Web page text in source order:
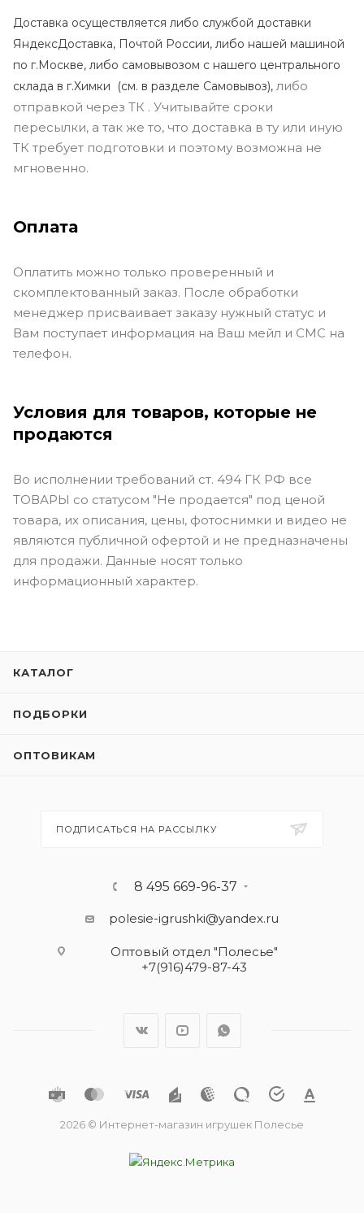
Доставка осуществляется либо службой доставки
ЯндексДоставка, Почтой России, либо нашей машиной
по г.Москве, либо самовывозом с нашего центрального
склада в г.Химки (см. в разделе Самовывоз), либо
отправкой через ТК . Учитывайте сроки
пересылки, а так же то, что доставка в ту или иную
ТК требует подготовки и поэтому возможна не
мгновенно.
Оплата
Оплатить можно только проверенный и
скомплектованный заказ. После обработки
менеджер присваивает заказу нужный статус и
Вам поступает информация на Ваш мейл и СМС на
телефон.
Условия для товаров, которые не
продаются
Во исполнении требований ст. 494 ГК РФ все
ТОВАРЫ со статусом "Не продается" под ценой
товара, их описания, цены, фотоснимки и видео не
являются публичной офертой и не предназначены
для продажи. Данные носят только
информационный характер.
КАТАЛОГ
ПОДБОРКИ
ОПТОВИКАМ
ПОДПИСАТЬСЯ НА РАССЫЛКУ
8 495 669-96-37
polesie-igrushki@yandex.ru
Оптовый отдел "Полесье"
+7(916)479-87-43
2026 © Интернет-магазин игрушек Полесье